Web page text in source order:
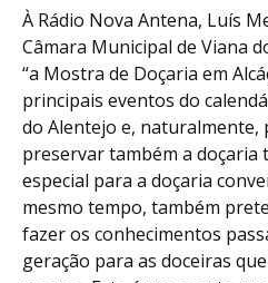
À Rádio Nova Antena, Luís
Câmara Municipal de Viana
“a Mostra de Doçaria em
principais eventos do
do Alentejo e, naturalmente,
preservar também a doçaria
especial para a doçaria
mesmo tempo, também
fazer os conhecimentos
geração para as doceiras